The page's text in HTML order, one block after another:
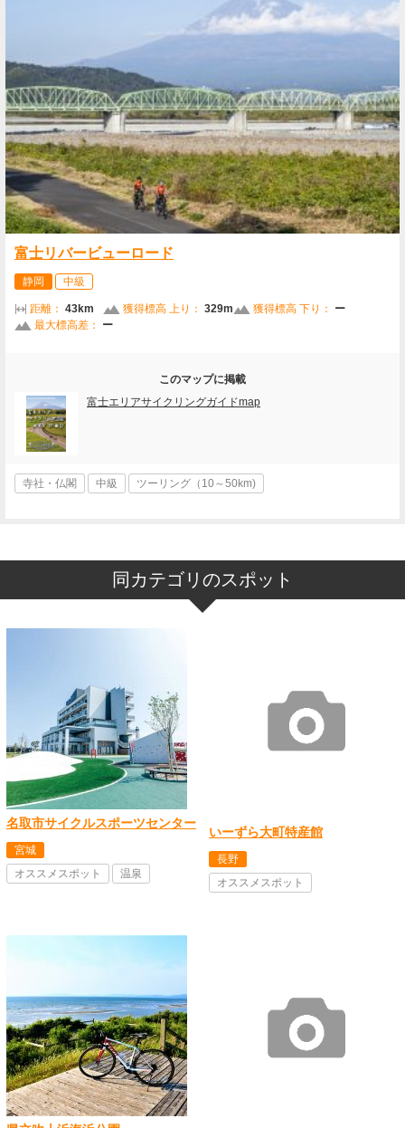
富士リバービューロード
静岡 中級
距離： 43km 獲得標高 上り： 329m 獲得標高 下り：
ー
最大標高差：
ー
このマップに掲載
富士エリアサイクリングガイドmap
寺社・仏閣 中級 ツーリング（10～50km)
同カテゴリのスポット
名取市サイクルスポーツセンター
宮城
オススメスポット
温泉
いーずら大町特産館
長野
オススメスポット